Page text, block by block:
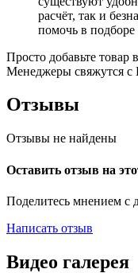
расчёт, так и
помочь в подборе
Просто добавьте товар
Менеджеры свяжутся с
Отзывы
Отзывы не найдены
Оставить отзыв на
Поделитесь мнением с
Написать отзыв
Видео галерея